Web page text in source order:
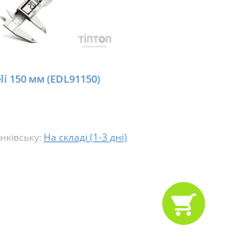
150 мм (EDL91150)
На складі (1-3 дні)